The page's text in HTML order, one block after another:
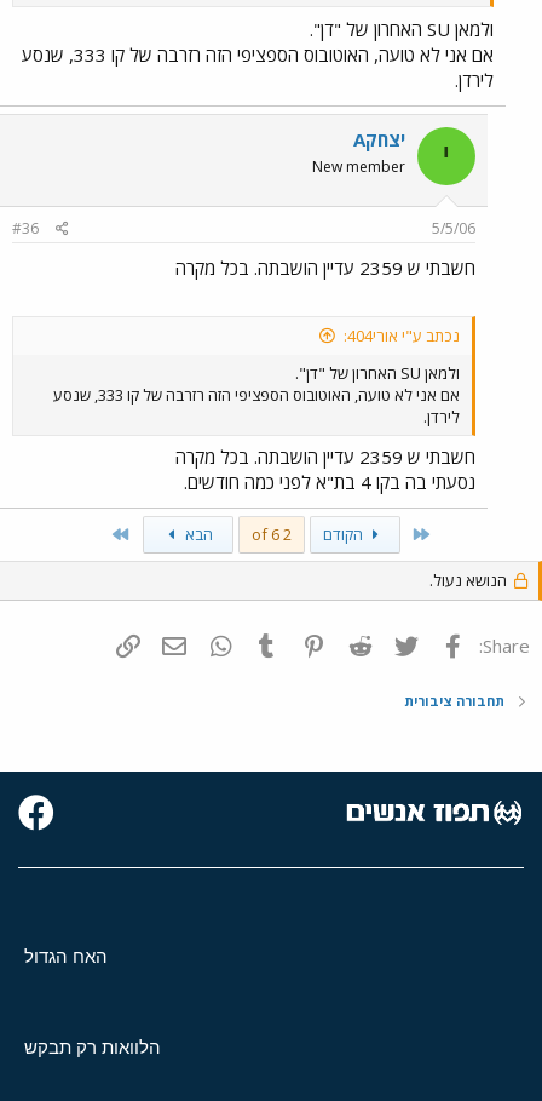
ולמאן SU האחרון של "דן".
אם אני לא טועה, האוטובוס הספציפי הזה רזרבה של קו 333, שנסע
לירדן.
י יצחקA
New member
5/5/06
#36
חשבתי ש 2359 עדיין הושבתה. בכל מקרה
נכתב ע"י אורי404:
ולמאן SU האחרון של "דן".
אם אני לא טועה, האוטובוס הספציפי הזה רזרבה של קו 333, שנסע
לירדן.
חשבתי ש 2359 עדיין הושבתה. בכל מקרה
נסעתי בה בקו 4 בת"א לפני כמה חודשים.
First הקודם 2 of 6 הבא
הנושא נעול.
Share: פייסבוק Twitter
Reddit
Pinterest
Tumblr
WhatsAppדואר אלקטרוני
תחבורה ציבורית
האח הגדול
הלוואות רק תבקש